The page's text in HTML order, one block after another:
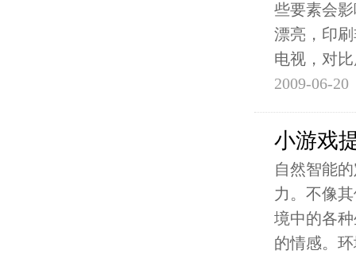
些要素会
漂亮，印
电视，对
2009-06-20
小游戏
自然智能
力。不像
境中的各
的情感。